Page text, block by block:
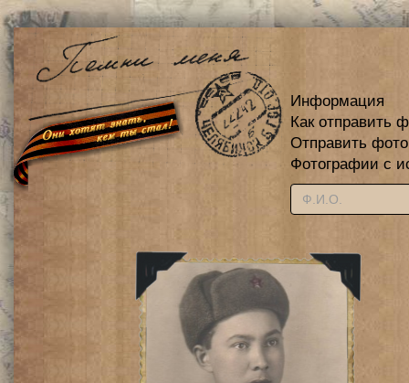
Информация
Как отправить
Отправить
Фотографии с